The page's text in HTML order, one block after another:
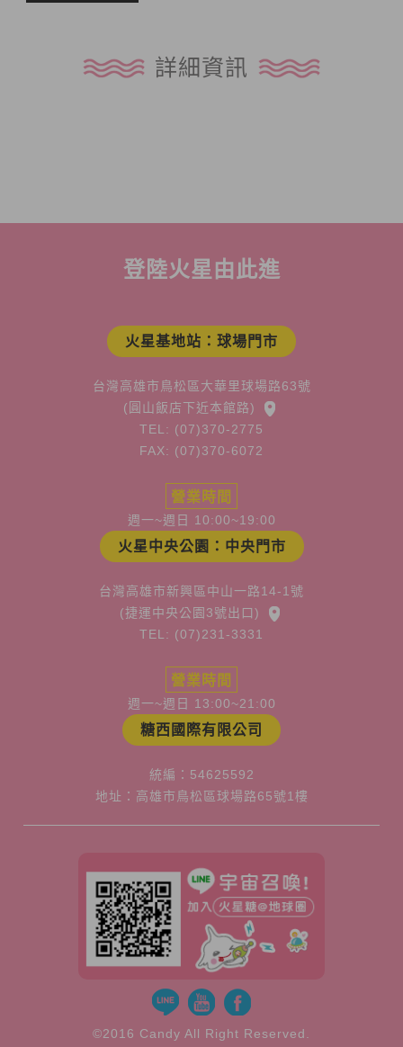
詳細資訊
登陸火星由此進
火星基地站：球場門市
台灣高雄市鳥松區大華里球場路63號
(圓山飯店下近本館路)
TEL: (07)370-2775
FAX: (07)370-6072
營業時間
週一~週日 10:00~19:00
火星中央公園：中央門市
台灣高雄市新興區中山一路14-1號
(捷運中央公園3號出口)
TEL: (07)231-3331
營業時間
週一~週日 13:00~21:00
糖西國際有限公司
統編：54625592
地址：高雄市鳥松區球場路65號1樓
©2016 Candy All Right Reserved.